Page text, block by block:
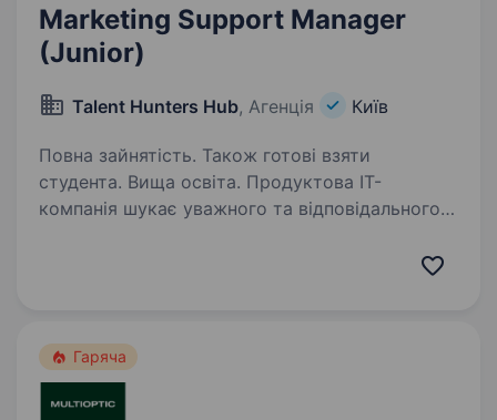
Marketing Support Manager
(Junior)
Talent Hunters Hub, Агенція Київ
Повна зайнятість. Також готові взяти
студента. Вища освіта. Продуктова ІТ-
компанія шукає уважного та відповідального
на посаду Marketing Support Manager (Junior).
Гаряча